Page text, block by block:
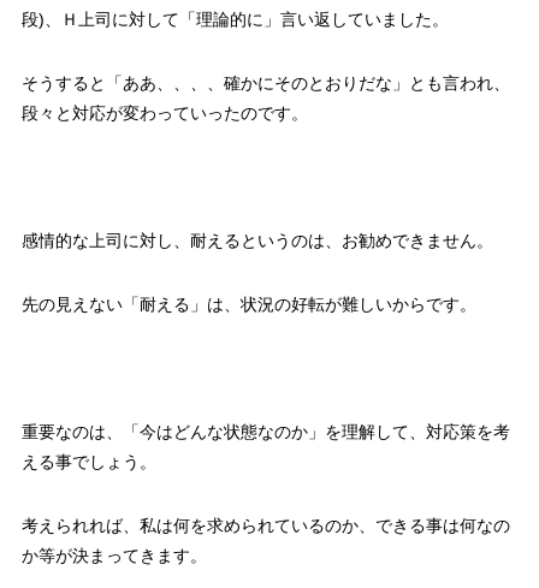
段)、Ｈ上司に対して「理論的に」言い返していました。
そうすると「ああ、、、、確かにそのとおりだな」とも言われ、
段々と対応が変わっていったのです。
感情的な上司に対し、耐えるというのは、お勧めできません。
先の見えない「耐える」は、状況の好転が難しいからです。
重要なのは、「今はどんな状態なのか」を理解して、対応策を考
える事でしょう。
考えられれば、私は何を求められているのか、できる事は何なの
か等が決まってきます。